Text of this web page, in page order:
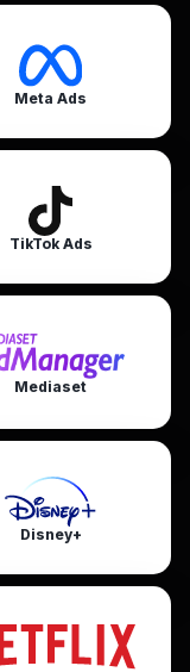
Meta Ads
TikTok Ads
Mediaset
Disney+